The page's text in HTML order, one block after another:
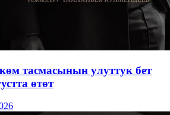
тасмасынын улуттук бет
өтөт